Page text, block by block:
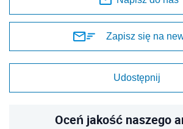
Zapisz się na
Udostępnij
Oceń jakość naszego